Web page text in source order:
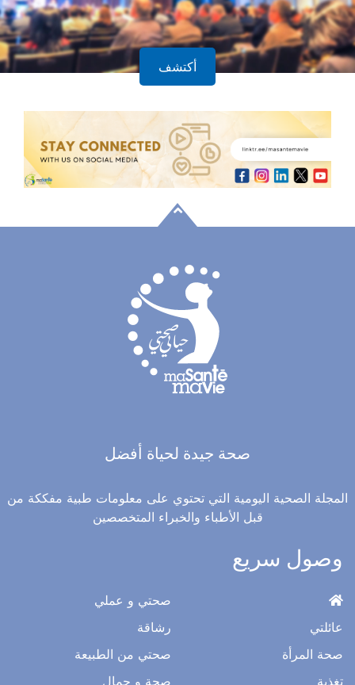
أكتشف
صحة جيدة لحياة أفضل
المجلة الصحية اليومية التي تحتوي على معلومات طبية مفككة من
قبل الأطباء والخبراء المتخصصين
وصول سريع
عائلتي
صحة المرأة
تغذية
صحتي و عملي
رشاقة
صحتي من الطبيعة
صحة و جمال